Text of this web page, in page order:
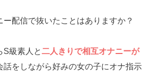
配信で抜いたことはありますか？
S級素人と二人きりで相互オナニーが
話をしながら好みの女の子にオナ指示